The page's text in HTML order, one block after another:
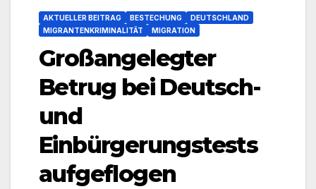
AKTUELLER BEITRAG BESTECHUNG
DEUTSCHLAND
MIGRANTENKRIMINALITÄT
MIGRATION
Großangelegter
Betrug bei Deutsch-
und
Einbürgerungstests
aufgeflogen